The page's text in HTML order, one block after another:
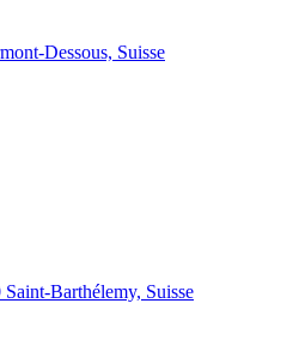
Dessous, Suisse
Barthélemy, Suisse